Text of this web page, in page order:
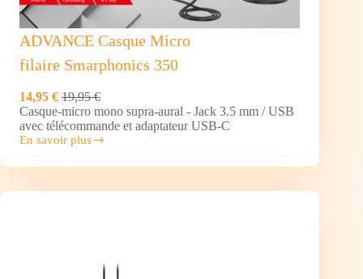
ADVANCE Casque Micro
filaire Smarphonics 350
14,95 € 19,95 €
Casque-micro mono supra-aural - Jack 3.5 mm / USB
avec télécommande et adaptateur USB-C
En savoir plus
ADVANCE